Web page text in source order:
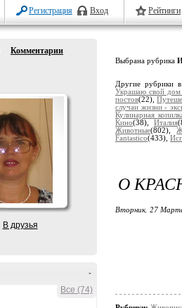
Регистрация Вход Рейтинги
Комментарии
В друзья
-
Все (74)
Выбрана рубрика
Другие рубрики
Украшаю свой
постов(22),
случаи жизни -
Кулинарная
Кино(38), Италия
Животные(802),
Fantastico(433),
О
Вторник, 27